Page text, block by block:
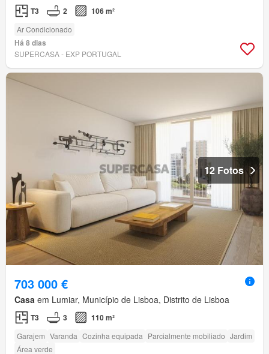
T3 2 106 m²
Ar Condicionado
Há 8 dias
SUPERCASA - EXP PORTUGAL
12 Fotos
703 000 €
Casa em Lumiar, Município de Lisboa, Distrito de Lisboa
T3 3 110 m²
Garajem Varanda Cozinha equipada Parcialmente mobiliado Jardim
Área verde